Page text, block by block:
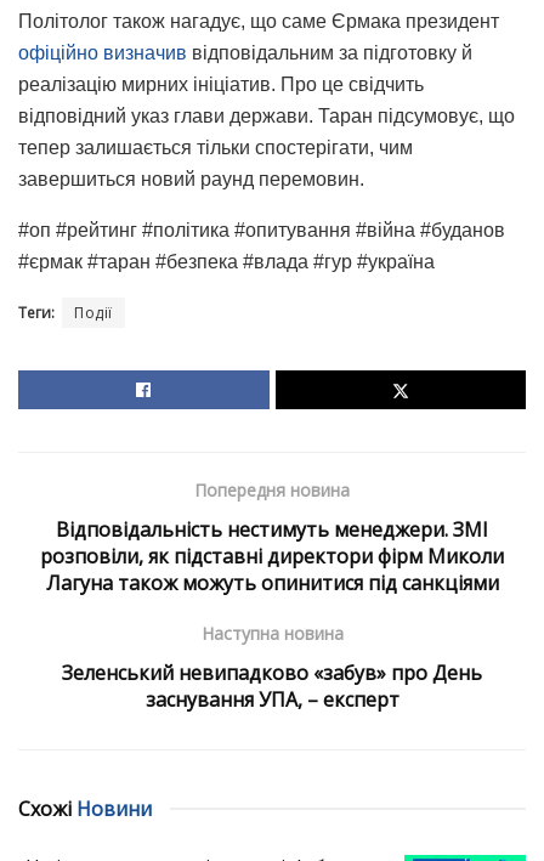
Політолог також нагадує, що саме Єрмака президент
офіційно визначив відповідальним за підготовку й
реалізацію мирних ініціатив. Про це свідчить
відповідний указ глави держави. Таран підсумовує, що
тепер залишається тільки спостерігати, чим
завершиться новий раунд перемовин.
#оп #рейтинг #політика #опитування #війна #буданов
#єрмак #таран #безпека #влада #гур #україна
Теги: Події
Попередня новина
Відповідальність нестимуть менеджери. ЗМІ
розповіли, як підставні директори фірм Миколи
Лагуна також можуть опинитися під санкціями
Наступна новина
Зеленський невипадково «забув» про День
заснування УПА, – експерт
Схожі Новини